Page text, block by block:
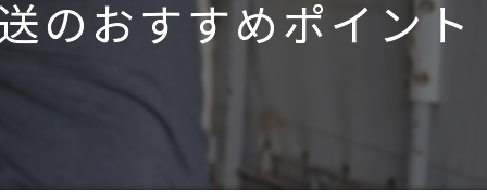
家具
のおすすめポイント